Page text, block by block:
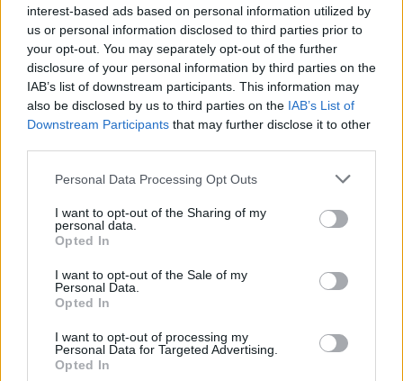
interest-based ads based on personal information utilized by
us or personal information disclosed to third parties prior to
your opt-out. You may separately opt-out of the further
disclosure of your personal information by third parties on the
IAB’s list of downstream participants. This information may
also be disclosed by us to third parties on the IAB’s List of
Downstream Participants that may further disclose it to other
Personal Data Processing Opt Outs
I want to opt-out of the Sharing of my
personal data.
Opted In
I want to opt-out of the Sale of my
Personal Data.
Opted In
I want to opt-out of processing my
Personal Data for Targeted Advertising.
Opted In
Instagram:@colourdayfestival
Tik Tok:@colourdayfestival